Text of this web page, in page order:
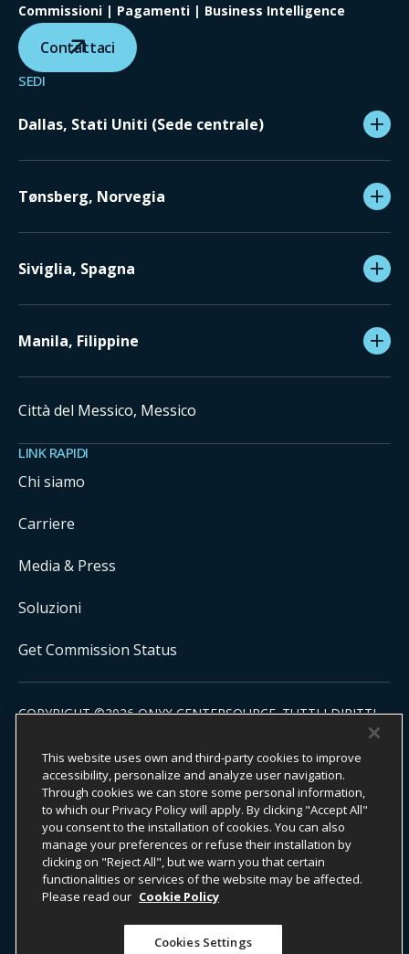
Commissioni | Pagamenti | Business Intelligence
Contattaci
SEDI
Dallas, Stati Uniti (Sede centrale)
Tønsberg, Norvegia
Siviglia, Spagna
Manila, Filippine
Città del Messico, Messico
LINK RAPIDI
Chi siamo
Carriere
Media & Press
Soluzioni
Get Commission Status
COPYRIGHT ©2026ONYX CENTERSOURCE. TUTTI I DIRITTI
pagamento sono facilitati ed elaborati da istituti finanziari autorizzati in
collaborazione con Onyx CenterSource.
Impegno ESG Informativa sulla privacy
Note Legali
Termini e Condizioni
Informazioni per i whistleblower
This website uses own and third-party cookies to improve
accessibility, personalize and analyze user navigation.
Through cookies we can store some personal information,
to which our Privacy Policy will apply. By clicking "Accept All"
you consent to the installation of cookies. You can also
manage your preferences or refuse their installation by
clicking on "Reject All", but we warn you that certain
functionalities or services of the website may be affected.
Please read our Cookie Policy
Cookies Settings